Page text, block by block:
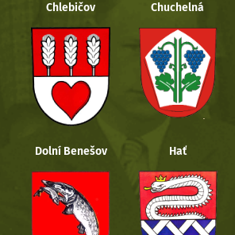
Chlebičov Chuchelná
Dolní Benešov Hať